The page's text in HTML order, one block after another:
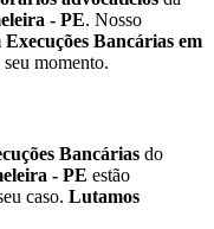
- PE. Nosso
Bancárias em
momento.
Bancárias do
- PE estão
caso. Lutamos